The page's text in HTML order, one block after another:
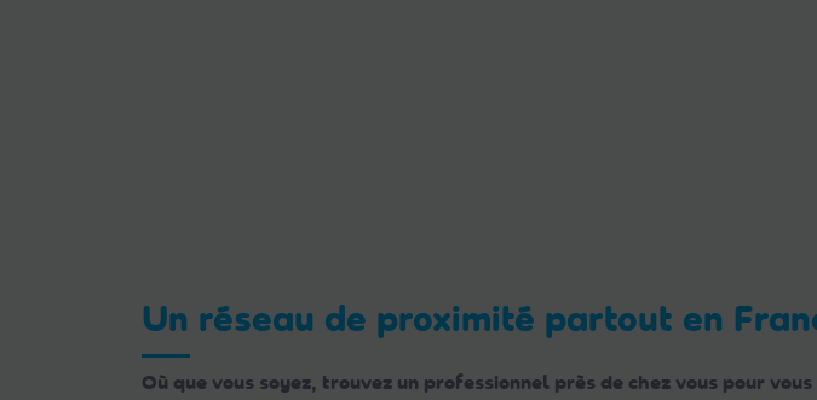
Un réseau de proximité partout en
Où que vous soyez, trouvez un professionnel près de chez vous pour